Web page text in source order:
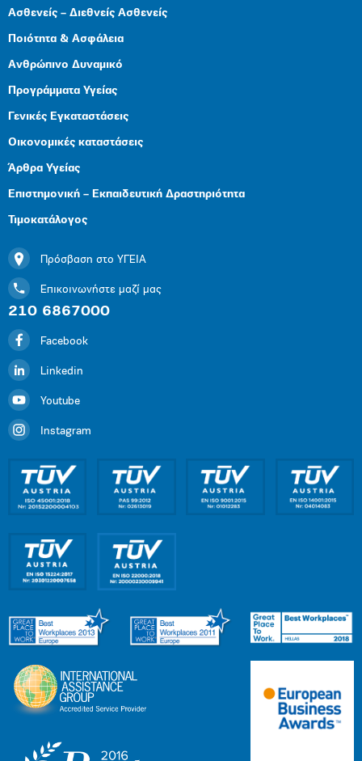
Ασθενείς – Διεθνείς Ασθενείς
Ποιότητα & Ασφάλεια
Ανθρώπινο Δυναμικό
Προγράμματα Υγείας
Γενικές Εγκαταστάσεις
Οικονομικές καταστάσεις
Άρθρα Υγείας
Επιστημονική – Εκπαιδευτική Δραστηριότητα
Τιμοκατάλογος
Πρόσβαση στο ΥΓΕΙΑ
Επικοινωνήστε μαζί μας
210 6867000
Facebook
Linkedin
Youtube
Instagram